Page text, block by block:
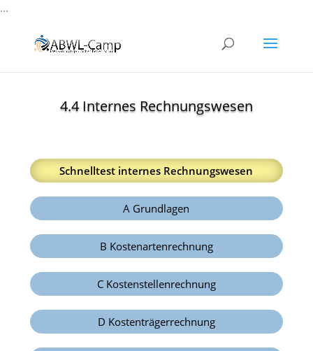
...
4.4 Internes Rechnungswesen
Schnelltest internes Rechnungswesen
A Grundlagen
B Kostenartenrechnung
C Kostenstellenrechnung
D Kostenträgerrechnung